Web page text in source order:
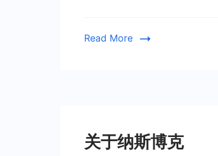
Read More
关于纳斯博克